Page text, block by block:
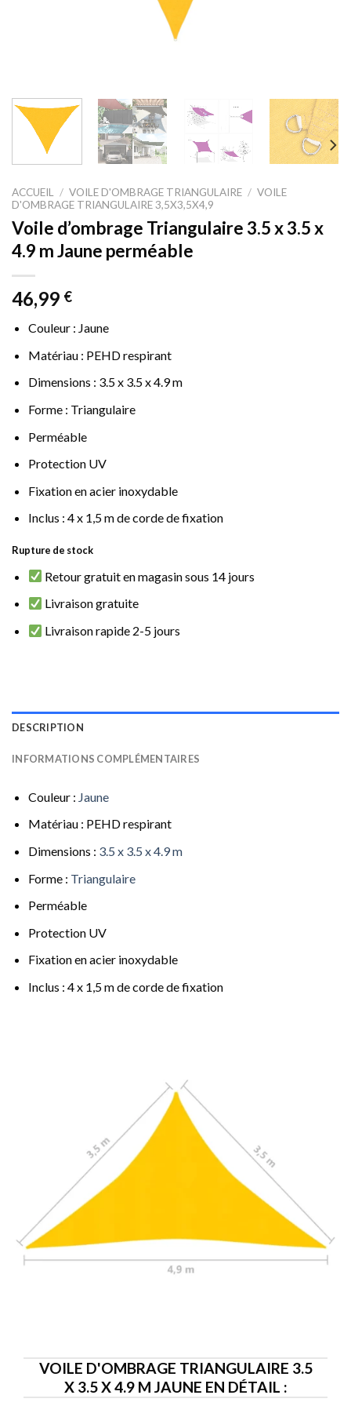
ACCUEIL / VOILE D'OMBRAGE TRIANGULAIRE / VOILE
D'OMBRAGE TRIANGULAIRE 3,5X3,5X4,9
Voile d’ombrage Triangulaire 3.5 x 3.5 x
4.9 m Jaune perméable
46,99 €
Couleur : Jaune
Matériau : PEHD respirant
Dimensions : 3.5 x 3.5 x 4.9 m
Forme : Triangulaire
Perméable
Protection UV
Fixation en acier inoxydable
Inclus : 4 x 1,5 m de corde de fixation
Rupture de stock
Retour gratuit en magasin sous 14 jours
Livraison gratuite
Livraison rapide 2-5 jours
DESCRIPTION
INFORMATIONS COMPLÉMENTAIRES
Couleur : Jaune
Matériau : PEHD respirant
Dimensions : 3.5 x 3.5 x 4.9 m
Forme : Triangulaire
Perméable
Protection UV
Fixation en acier inoxydable
Inclus : 4 x 1,5 m de corde de fixation
VOILE D'OMBRAGE TRIANGULAIRE 3.5
X 3.5 X 4.9 M JAUNE EN DÉTAIL :